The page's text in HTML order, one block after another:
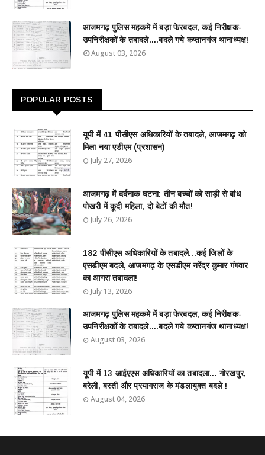
आजमगढ़ पुलिस महकमे में बड़ा फेरबदल, कई निरीक्षक-
उपनिरीक्षकों के तबादले....बदले गये कप्तानगंज थानाध्यक्ष!
August 03, 2026
POPULAR POSTS
यूपी में 41 पीसीएस अधिकारियों के तबादले, आजमगढ़ को
मिला नया एडीएम (प्रशासन)
July 27, 2026
आजमगढ़ में दर्दनाक घटना: तीन बच्चों को साड़ी से बांध
पोखरी में कूदी महिला, दो बेटों की मौत!
July 26, 2026
182 पीसीएस अधिकारियों के तबादले...कई जिलों के
एसडीएम बदले, आजमगढ़ के एसडीएम नरेंद्र कुमार गंगवार
का आगरा तबादला!
July 13, 2026
आजमगढ़ पुलिस महकमे में बड़ा फेरबदल, कई निरीक्षक-
उपनिरीक्षकों के तबादले....बदले गये कप्तानगंज थानाध्यक्ष!
August 03, 2026
यूपी में 13 आईएएस अधिकारियों का तबादला... गोरखपुर,
बरेली, बस्ती और प्रयागराज के मंडलायुक्त बदले !
August 04, 2026